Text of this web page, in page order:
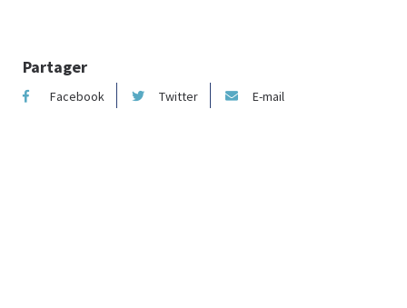
Partager
Facebook Twitter E-mail